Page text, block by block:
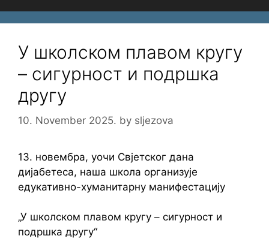
У школском плавом кругу
– сигурност и подршка
другу
10. November 2025. by sljezova
13. новембра, уочи Свјетског дана
дијабетеса, наша школа организује
едукативно-хуманитарну манифестацију
„У школском плавом кругу – сигурност и
подршка другу“